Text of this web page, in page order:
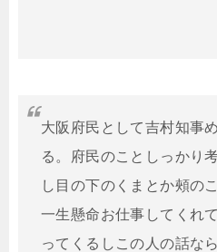
大阪府民として吉村知事
る。府民のことしっかり
し目の下のくまとか頰の
一生懸命お仕事してくれ
ってくるしこの人の話な